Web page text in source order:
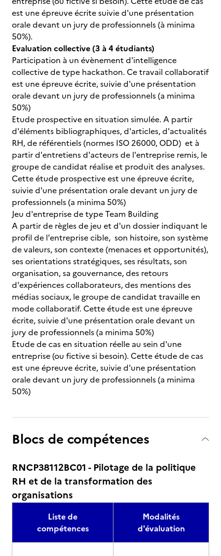
est une épreuve écrite suivie d'une présentation
orale devant un jury de professionnels (à minima
50%).
Evaluation collective (3 à 4 étudiants)
Participation à un évènement d'intelligence
collective de type hackathon. Ce travail collaboratif
est une épreuve écrite, suivie d'une présentation
orale devant un jury de professionnels (a minima
50%)
Etude prospective en situation simulée. A partir
d'éléments bibliographiques, d'articles, d'actualités
RH, de référentiels (normes ISO 26000, ODD) et à
partir d'entretiens d'acteurs de l'entreprise remis, le
groupe de candidat réalise et produit des analyses.
Cette étude prospective est une épreuve écrite,
suivie d'une présentation orale devant un jury de
professionnels (a minima 50%)
Jeu d'entreprise de type Team Building
A partir de règles de jeu et d'un dossier indiquant le
profil de l'entreprise cible, son histoire, son système
de valeurs, son contexte (menaces et opportunités),
ses orientations stratégiques, ses résultats, son
organisation, sa gouvernance, des retours
d'expériences collaborateurs, des mentions des
médias sociaux, le groupe de candidat travaille en
mode collaboratif. Cette étude est une épreuve
écrite, suivie d'une présentation orale devant un
jury de professionnels (a minima 50%)
Etude de cas en situation réelle au sein d'une
entreprise (ou fictive si besoin). Cette étude de cas
est une épreuve écrite, suivie d'une présentation
orale devant un jury de professionnels (a minima
50%)
Blocs de compétences
RNCP38112BC01 - Pilotage de la politique
RH et de la transformation des
organisations
Liste de
compétences
Modalités
d'évaluation